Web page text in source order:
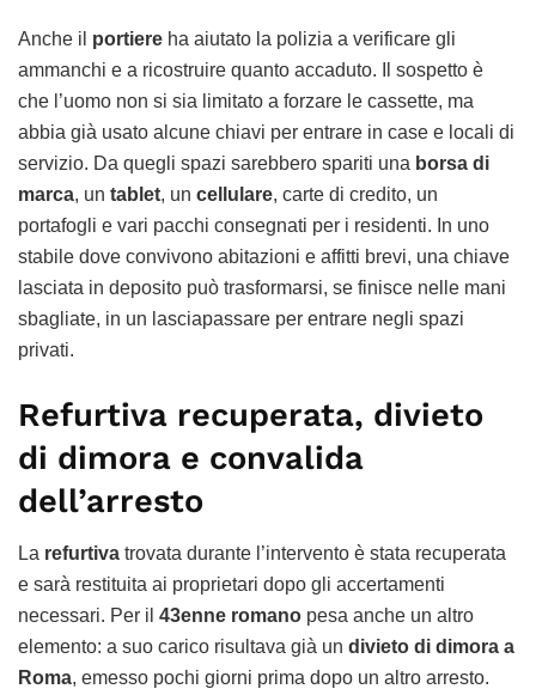
Anche il portiere ha aiutato la polizia a verificare gli
ammanchi e a ricostruire quanto accaduto. Il sospetto è
che l’uomo non si sia limitato a forzare le cassette, ma
abbia già usato alcune chiavi per entrare in case e locali di
servizio. Da quegli spazi sarebbero spariti una borsa di
marca, un tablet, un cellulare, carte di credito, un
portafogli e vari pacchi consegnati per i residenti. In uno
stabile dove convivono abitazioni e affitti brevi, una chiave
lasciata in deposito può trasformarsi, se finisce nelle mani
sbagliate, in un lasciapassare per entrare negli spazi
privati.
Refurtiva recuperata, divieto
di dimora e convalida
dell’arresto
La refurtiva trovata durante l’intervento è stata recuperata
e sarà restituita ai proprietari dopo gli accertamenti
necessari. Per il 43enne romano pesa anche un altro
elemento: a suo carico risultava già un divieto di dimora a
Roma, emesso pochi giorni prima dopo un altro arresto.